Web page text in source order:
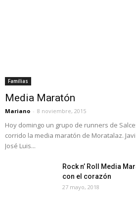
Familias
Media Maratón
Mariano - 8 noviembre, 2015
Hoy domingo un grupo de runners de
corrido la media maratón de Moratalaz.
José Luis...
Rock n’ Roll Media
con el corazón
27 mayo, 2018